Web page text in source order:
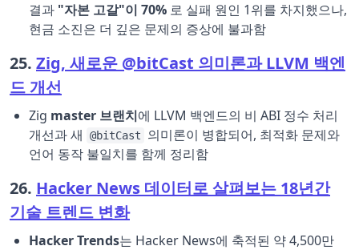
결과 "자본 고갈"이 70% 로 실패 원인 1위를 차지했으나,
현금 소진은 더 깊은 문제의 증상에 불과함
25. Zig, 새로운 @bitCast 의미론과 LLVM 백엔
드 개선
Zig master 브랜치에 LLVM 백엔드의 비 ABI 정수 처리
개선과 새
@bitCast
의미론이 병합되어, 최적화 문제와
언어 동작 불일치를 함께 정리함
26. Hacker News 데이터로 살펴보는 18년간
기술 트렌드 변화
Hacker Trends는 Hacker News에 축적된 약 4,500만